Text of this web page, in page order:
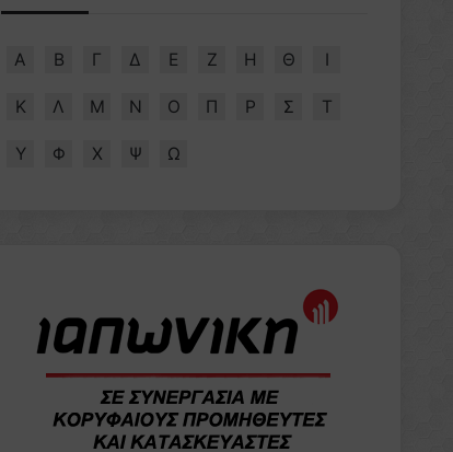
Α Β Γ Δ Ε Ζ Η Θ Ι
Κ Λ Μ Ν Ο Π Ρ Σ Τ
Υ Φ Χ Ψ Ω